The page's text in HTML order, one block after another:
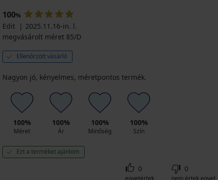
Ft
Eredeti ár
16 390
akció
3+1
INGYEN
100%
Edit
2025.11.16-in. l.
megvásárolt méret 85/D
Ellenőrzött vásárló
Nagyon jó, kényelmes, méretpontos termék.
100%
Méret
100%
Ár
100%
Minőség
100%
Szín
Ezt a terméket ajánlom
0 0